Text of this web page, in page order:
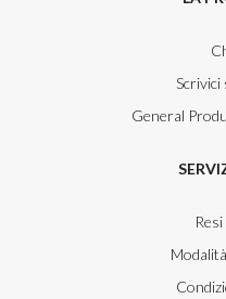
Scrivici
General